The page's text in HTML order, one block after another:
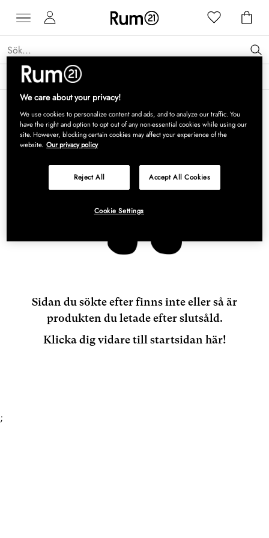
Få 15 % rabatt på Grythyttan Stålmöbler* →
Sidan du sökte efter finns inte eller så är
produkten du letade efter slutsåld.
Klicka dig vidare till startsidan här!
;
We care about your privacy!
We use cookies to personalize content and ads, and to analyze our traffic. You
have the right and option to opt out of any non-essential cookies while using our
site. However, blocking certain cookies may affect your experience of the
website. Our privacy policy
Reject All Accept All Cookies
Cookie Settings